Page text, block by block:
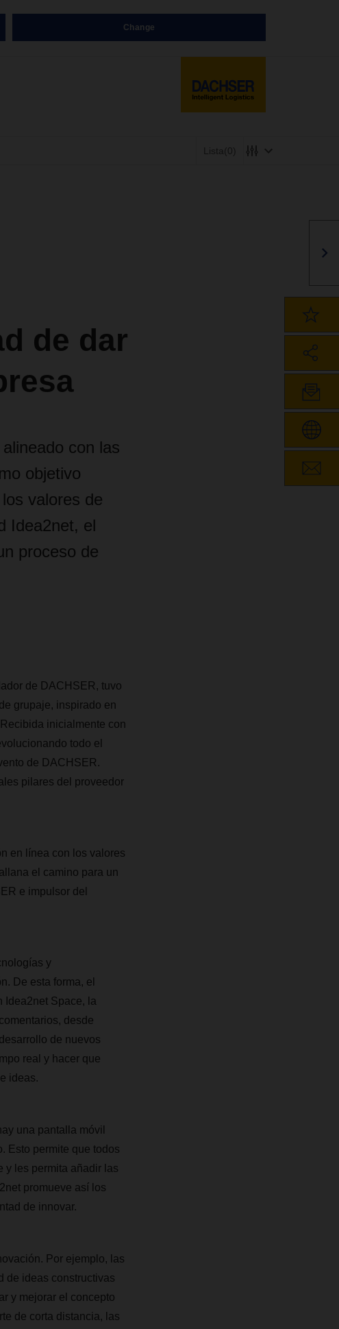
Change
Lista (0)
de dar
con las
objetivo
valores de
Idea2net, el
proceso de
de DACHSER, tuvo
grupaje, inspirado en
inicialmente con
todo el
de DACHSER.
pilares del proveedor
en línea con los valores
el camino para un
e impulsor del
y
De esta forma, el
Idea2net Space, la
desde
de nuevos
real y hacer que
ideas.
una pantalla móvil
Esto permite que todos
y les permita añadir las
promueve así los
de innovar.
Por ejemplo, las
de ideas constructivas
y mejorar el concepto
de corta distancia, las